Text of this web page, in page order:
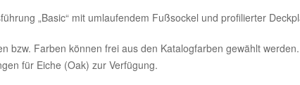
„Basic“ mit umlaufendem Fußsockel und profilierter
bzw. Farben können frei aus den Katalogfarben gewählt
für Eiche (Oak) zur Verfügung.